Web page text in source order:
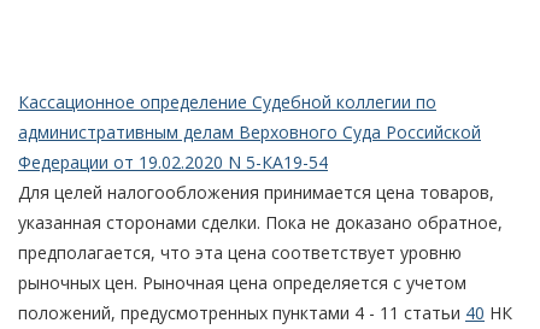
Кассационное определение Судебной коллегии по
административным делам Верховного Суда Российской
Федерации от 19.02.2020 N 5-КА19-54
Для целей налогообложения принимается цена товаров,
указанная сторонами сделки. Пока не доказано обратное,
предполагается, что эта цена соответствует уровню
рыночных цен. Рыночная цена определяется с учетом
положений, предусмотренных пунктами 4 - 11 статьи 40 НК